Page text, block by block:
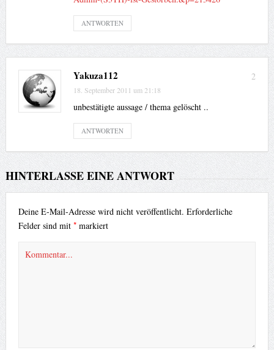
ANTWORTEN
2
Yakuza112
18. September 2011 um 21:18
unbestätigte aussage / thema gelöscht ..
ANTWORTEN
HINTERLASSE EINE ANTWORT
Deine E-Mail-Adresse wird nicht veröffentlicht. Erforderliche
Felder sind mit *markiert